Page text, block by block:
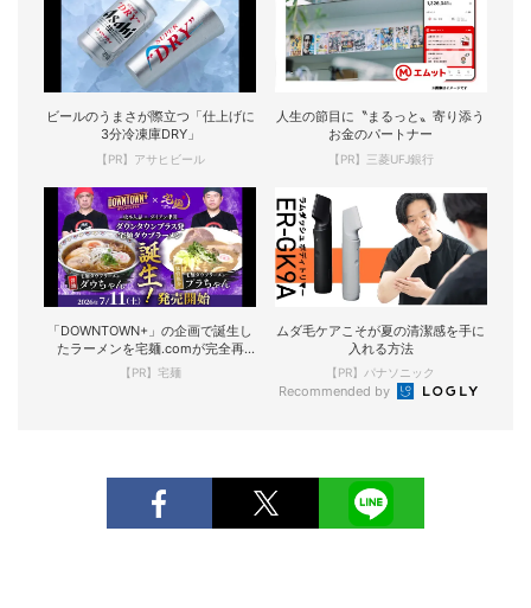
ビールのうまさが際立つ「仕上げに
3分冷凍庫DRY」
【PR】アサヒビール
人生の節目に〝まるっと〟寄り添う
お金のパートナー
【PR】三菱UFJ銀行
「DOWNTOWN+」の企画で誕生し
たラーメンを宅麺.comが完全再
現！
【PR】宅麺
ムダ毛ケアこそが夏の清潔感を手に
入れる方法
【PR】パナソニック
Recommended by